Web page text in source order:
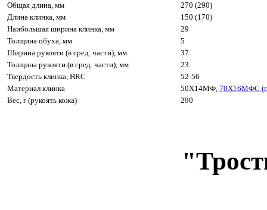
Общая длина, мм
270 (290)
Длина клинка, мм
150 (170)
Наибольшая ширина клинка, мм
29
Толщина обуха, мм
5
Ширина рукояти (в сред. части), мм
37
Толщина рукояти (в сред. части), мм
23
Твердость клинка, HRC
52-56
Материал клинка
50Х14МФ, 70Х16МФС
Вес, г (рукоять кожа)
290